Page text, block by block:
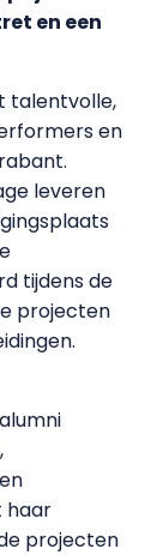
en een
talentvolle,
en
leveren
tijdens de
projecten
haar
projecten